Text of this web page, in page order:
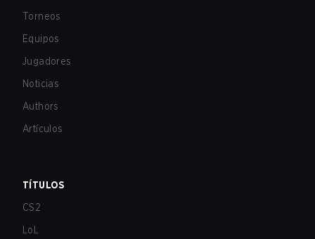
Torneos
Equipos
Jugadores
Noticias
Authors
Artículos
TÍTULOS
CS2
LoL